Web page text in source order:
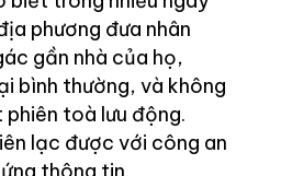
phương đưa nhân
gần nhà của họ,
bình thường, và không
toà lưu động.
lạc được với công an